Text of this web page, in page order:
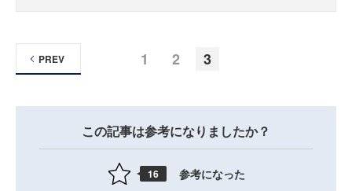
1 2 3
PREV
この記事は参考になりましたか？
16 参考になった